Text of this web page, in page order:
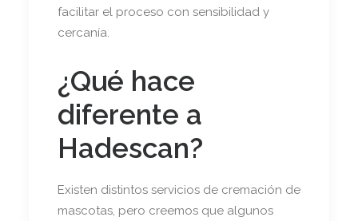
facilitar el proceso con sensibilidad y
cercanía.
¿Qué hace
diferente a
Hadescan?
Existen distintos servicios de cremación de
mascotas, pero creemos que algunos